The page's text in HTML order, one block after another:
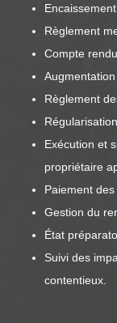
Règlement
Compte
Augmentation
Règlement
Exécution et
propriétaire
Paiement
Gestion du
État
Suivi des
contentieux.